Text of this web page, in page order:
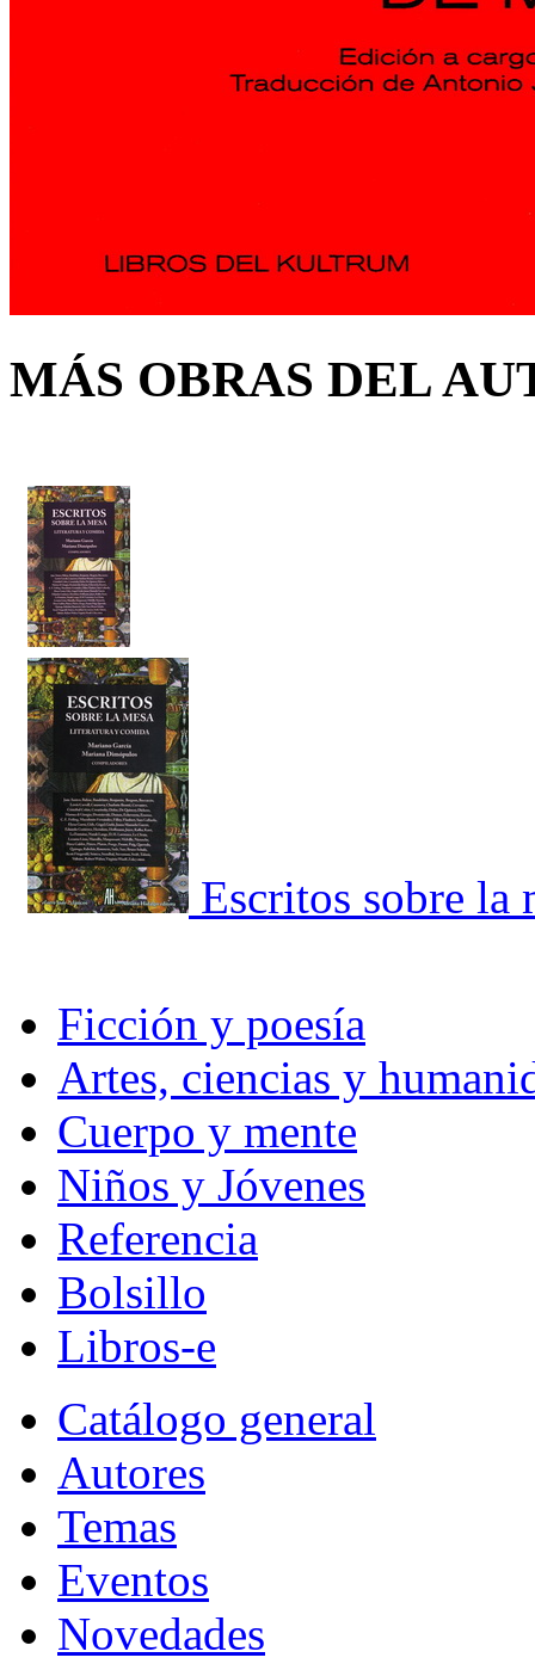
MÁS OBRAS DEL
Escritos sobre la
Ficción y poesía
Artes, ciencias y
Cuerpo y mente
Niños y Jóvenes
Referencia
Bolsillo
Libros-e
Catálogo general
Autores
Temas
Eventos
Novedades